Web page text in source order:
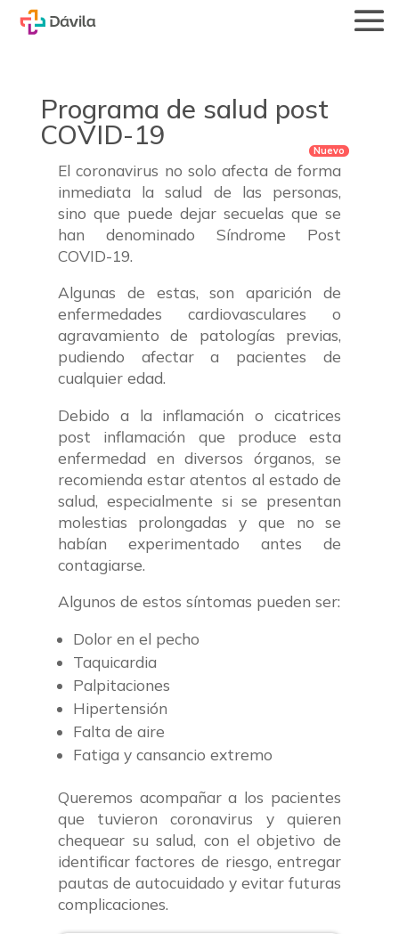
Programa de salud post
COVID-19
El coronavirus no solo afecta de forma
inmediata la salud de las personas,
sino que puede dejar secuelas que se
han denominado Síndrome Post
COVID-19.
Algunas de estas, son aparición de
enfermedades cardiovasculares o
agravamiento de patologías previas,
pudiendo afectar a pacientes de
cualquier edad.
Debido a la inflamacióno cicatrices
post inflamación que produce esta
enfermedad en diversos órganos, se
recomienda estar atentos al estado de
salud, especialmente si se presentan
molestias prolongadas y que no se
habían experimentado antes de
contagiarse.
Algunos de estos síntomas pueden ser:
Dolor en el pecho
Taquicardia
Palpitaciones
Hipertensión
Falta de aire
Fatiga y cansancio extremo
Queremos acompañar a los pacientes
que tuvieron coronavirus y quieren
chequear su salud, con el objetivo de
identificar factores de riesgo, entregar
pautas de autocuidado y evitar futuras
complicaciones.